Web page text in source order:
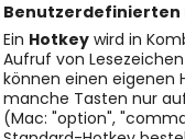
Benutzerdefinierten
Ein Hotkey wird in
Aufruf von
können einen eigenen
manche Tasten nur
(Mac: "option",